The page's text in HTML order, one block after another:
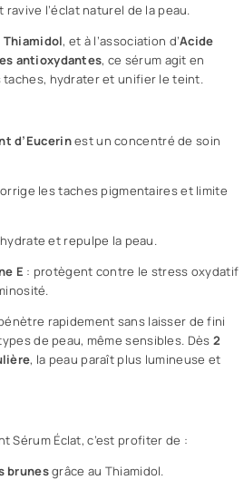
l’éclat naturel de la peau.
Thiamidol, et à l’association d’Acide
antioxydantes, ce sérum agit en
hydrater et unifier le teint.
d’Eucerinest un concentré de soin
les taches pigmentaires et limite
et repulpe la peau.
E : protègent contre le stress oxydatif
rapidement sans laisser de fini
de peau, même sensibles. Dès 2
, la peau paraît plus lumineuse et
Sérum Éclat, c’est profiter de :
brunesgrâce au Thiamidol.